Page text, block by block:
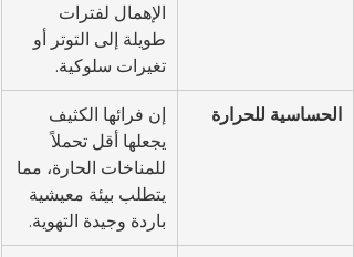
الإهمال لفترات
طويلة إلى التوتر أو
تغيرات سلوكية.
الحساسية للحرارة
إن فرائها الكثيف
يجعلها أقل تحملاً
للمناخات الحارة، مما
يتطلب بيئة معيشية
باردة وجيدة التهوية.